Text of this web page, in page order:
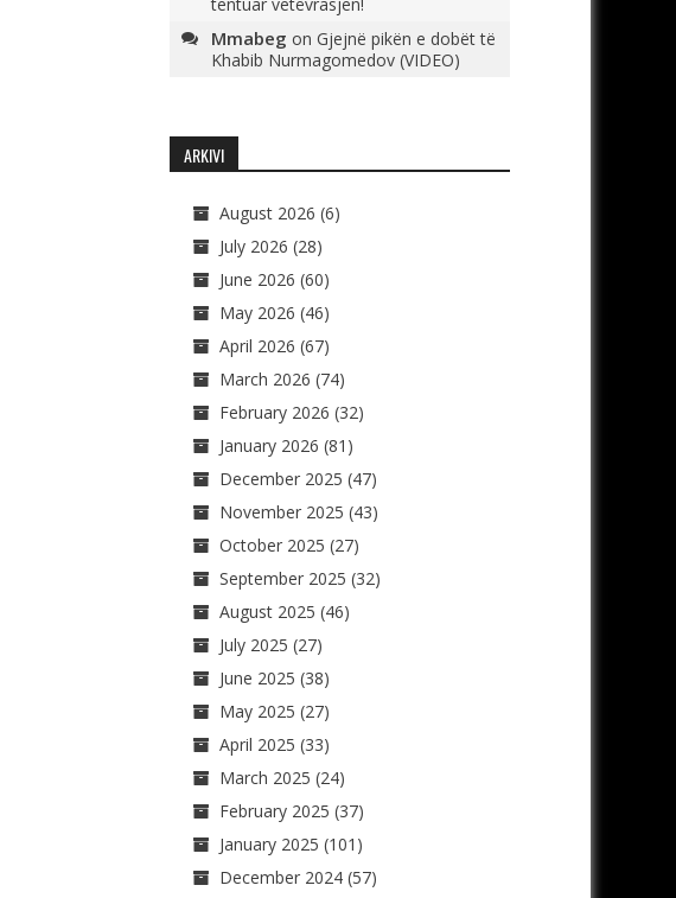
Mmabeg on Gjejnë pikën e dobët të
Khabib Nurmagomedov (VIDEO)
ARKIVI
August 2026 (6)
July 2026 (28)
June 2026 (60)
May 2026 (46)
April 2026 (67)
March 2026 (74)
February 2026 (32)
January 2026 (81)
December 2025 (47)
November 2025 (43)
October 2025 (27)
September 2025 (32)
August 2025 (46)
July 2025 (27)
June 2025 (38)
May 2025 (27)
April 2025 (33)
March 2025 (24)
February 2025 (37)
January 2025 (101)
December 2024(57)